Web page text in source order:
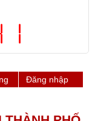
Đăng nhập